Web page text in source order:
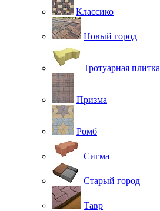
Классико
Новый город
Тротуарная плитка
Призма
Ромб
Сигма
Старый город
Тавр